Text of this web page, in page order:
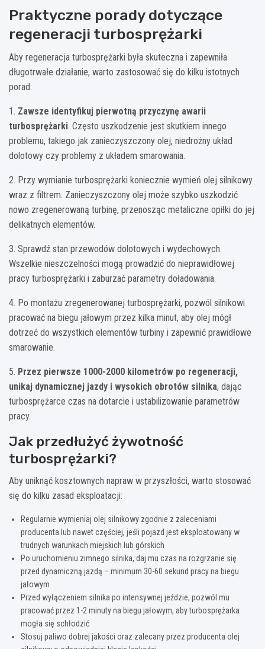
Praktyczne porady dotyczące
regeneracji turbosprężarki
Aby regeneracja turbosprężarki była skuteczna i zapewniła
długotrwałe działanie, warto zastosować się do kilku istotnych
porad:
1. Zawsze identyfikuj pierwotną przyczynę awarii
turbosprężarki. Często uszkodzenie jest skutkiem innego
problemu, takiego jak zanieczyszczony olej, niedrożny układ
dolotowy czy problemy z układem smarowania.
2. Przy wymianie turbosprężarki koniecznie wymień olej silnikowy
wraz z filtrem. Zanieczyszczony olej może szybko uszkodzić
nowo zregenerowaną turbinę, przenosząc metaliczne opiłki do jej
delikatnych elementów.
3. Sprawdź stan przewodów dolotowych i wydechowych.
Wszelkie nieszczelności mogą prowadzić do nieprawidłowej
pracy turbosprężarki i zaburzać parametry doładowania.
4. Po montażu zregenerowanej turbosprężarki, pozwól silnikowi
pracować na biegu jałowym przez kilka minut, aby olej mógł
dotrzeć do wszystkich elementów turbiny i zapewnić prawidłowe
smarowanie.
5. Przez pierwsze 1000-2000 kilometrów po regeneracji,
unikaj dynamicznej jazdy i wysokich obrotów silnika, dając
turbosprężarce czas na dotarcie i ustabilizowanie parametrów
pracy.
Jak przedłużyć żywotność
turbosprężarki?
Aby uniknąć kosztownych napraw w przyszłości, warto stosować
się do kilku zasad eksploatacji:
Regularnie wymieniaj olej silnikowy zgodnie z zaleceniami
producenta lub nawet częściej, jeśli pojazd jest eksploatowany w
trudnych warunkach miejskich lub górskich
Po uruchomieniu zimnego silnika, daj mu czas na rozgrzanie się
przed dynamiczną jazdą – minimum 30-60 sekund pracy na biegu
jałowym
Przed wyłączeniem silnika po intensywnej jeździe, pozwól mu
pracować przez 1-2 minuty na biegu jałowym, aby turbosprężarka
mogła się schłodzić
Stosuj paliwo dobrej jakości oraz zalecany przez producenta olej